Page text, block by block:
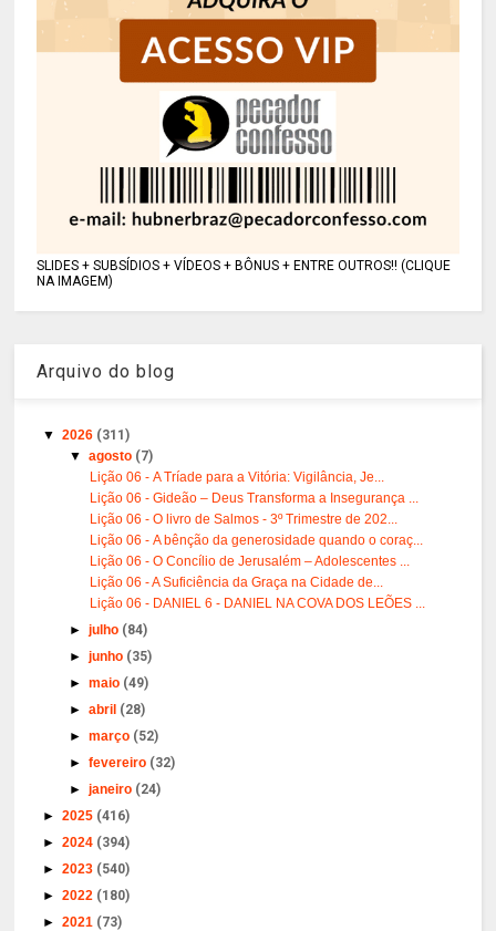
SLIDES + SUBSÍDIOS + VÍDEOS + BÔNUS + ENTRE OUTROS!! (CLIQUE
NA IMAGEM)
Arquivo do blog
▼2026 (311)
▼agosto (7)
Lição 06 - A Tríade para a Vitória: Vigilância, Je...
Lição 06 - Gideão – Deus Transforma a Insegurança ...
Lição 06 - O livro de Salmos - 3º Trimestre de 202...
Lição 06 - A bênção da generosidade quando o coraç...
Lição 06 - O Concílio de Jerusalém – Adolescentes ...
Lição 06 - A Suficiência da Graça na Cidade de...
Lição 06 - DANIEL 6 - DANIEL NA COVA DOS LEÕES ...
►julho (84)
►junho (35)
►maio (49)
►abril (28)
►março (52)
►fevereiro (32)
►janeiro (24)
►2025 (416)
►2024 (394)
►2023 (540)
►2022 (180)
►2021 (73)